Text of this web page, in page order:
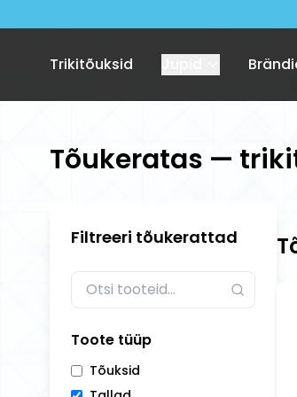
Trikitõuksid
Tõukeratas —
Filtreeri tõukerattad
Toote tüüp
Tõuksid